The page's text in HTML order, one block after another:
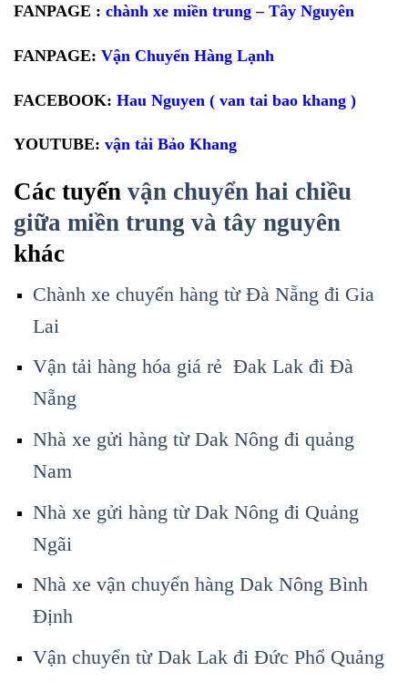
FANPAGE : chành xe miền trung – Tây Nguyên
FANPAGE: Vận Chuyển Hàng Lạnh
FACEBOOK: Hau Nguyen ( van tai bao khang )
YOUTUBE: vận tải Bảo Khang
Các tuyến vận chuyển hai chiều
giữa miền trung và tây nguyên
khác
Chành xe chuyển hàng từ Đà Nẵng đi Gia
Lai
Vận tải hàng hóa giá rẻ Đak Lak đi Đà
Nẵng
Nhà xe gửi hàng từ Dak Nông đi quảng
Nam
Nhà xe gửi hàng từ Dak Nông đi Quảng
Ngãi
Nhà xe vận chuyển hàng Dak Nông Bình
Định
Vận chuyển từ Dak Lak đi Đức Phổ Quảng